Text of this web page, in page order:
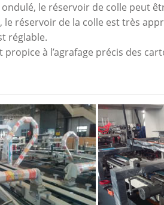
le réservoir de colle peut
réservoir de la colle est très
réglable.
à l’agrafage précis des